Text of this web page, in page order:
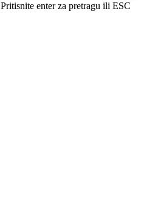
Pritisnite enter za pretragu ili ESC